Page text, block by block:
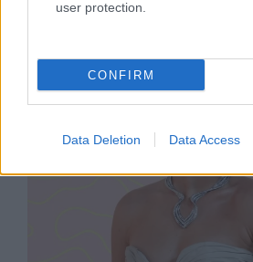
user protection.
CONFIRM
Data Deletion Data Access